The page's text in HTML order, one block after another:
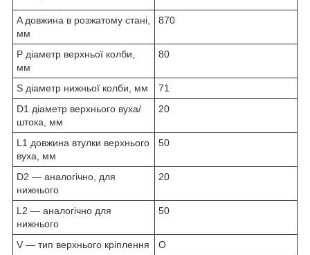
A довжина в розжатому стані,
мм
870
P діаметр верхньої колби,
мм
80
S діаметр нижньої колби, мм
71
D1 діаметр верхнього вуха/
штока, мм
20
L1 довжина втулки верхнього
вуха, мм
50
D2 — аналогічно, для
нижнього
20
L2 — аналогічно для
нижнього
50
V — тип верхнього кріплення
O